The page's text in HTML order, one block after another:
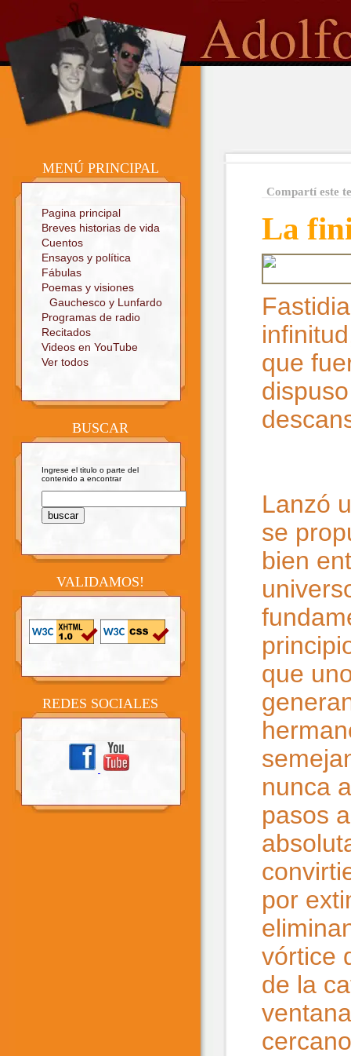
Sitio oficial
MENÚ PRINCIPAL
Pagina principal
Breves historias de vida
Cuentos
Ensayos y política
Fábulas
Poemas y visiones
Gauchesco y Lunfardo
Programas de radio
Recitados
Videos en YouTube
Ver todos
BUSCAR
Ingrese el titulo o parte del
contenido a encontrar
VALIDAMOS!
REDES SOCIALES
Compartí este
La
que
Lanzó
se
bien
que
nunca
pasos
por
vórtice
de la